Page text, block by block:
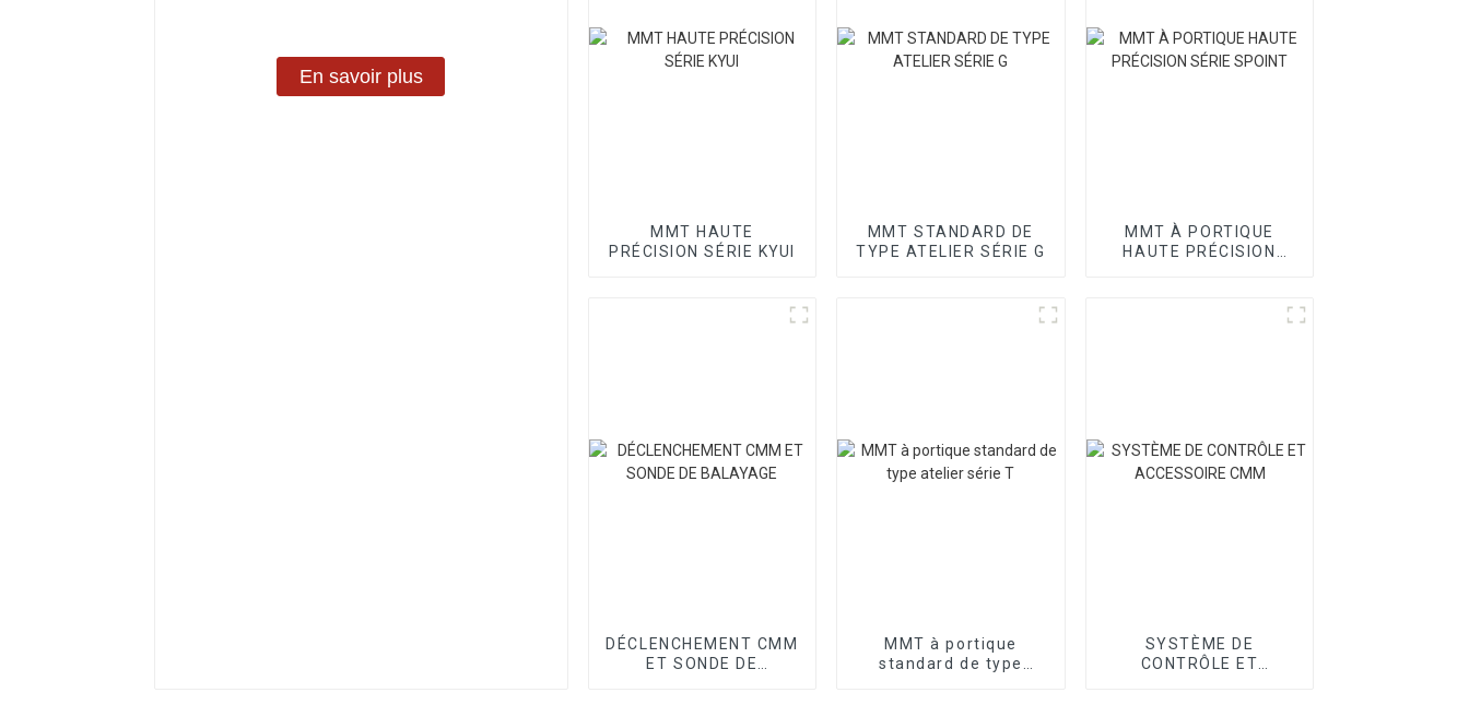
En savoir plus
MMT HAUTE
PRÉCISION SÉRIE KYUI
MMT STANDARD DE
TYPE ATELIER SÉRIE G
MMT À PORTIQUE
HAUTE PRÉCISION
DÉCLENCHEMENT CMM
ET SONDE DE
MMT à portique
standard de type
SYSTÈME DE
CONTRÔLE ET